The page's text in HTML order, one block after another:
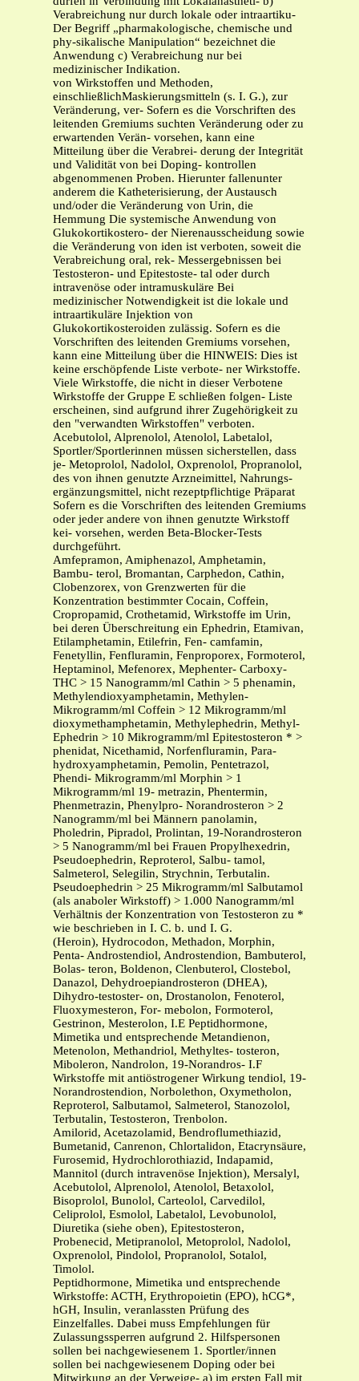
Verabreichung nur durch lokale oder intraartiku-
Der Begriff „pharmakologische, chemische und
phy-sikalische Manipulation“ bezeichnet die
Anwendung c) Verabreichung nur bei
medizinischer Indikation.
von Wirkstoffen und Methoden,
einschließlichMaskierungsmitteln (s. I. G.), zur
Veränderung, ver- Sofern es die Vorschriften des
leitenden Gremiums suchten Veränderung oder zu
erwartenden Verän- vorsehen, kann eine
Mitteilung über die Verabrei- derung der Integrität
und Validität von bei Doping- kontrollen
abgenommenen Proben. Hierunter fallenunter
anderem die Katheterisierung, der Austausch
und/oder die Veränderung von Urin, die
Hemmung Die systemische Anwendung von
Glukokortikostero- der Nierenausscheidung sowie
die Veränderung von iden ist verboten, soweit die
Verabreichung oral, rek- Messergebnissen bei
Testosteron- und Epitestoste- tal oder durch
intravenöse oder intramuskuläre Bei
medizinischer Notwendigkeit ist die lokale und
intraartikuläre Injektion von
Glukokortikosteroiden zulässig. Sofern es die
Vorschriften des leitenden Gremiums vorsehen,
kann eine Mitteilung über die HINWEIS: Dies ist
keine erschöpfende Liste verbote- ner Wirkstoffe.
Viele Wirkstoffe, die nicht in dieser Verbotene
Wirkstoffe der Gruppe E schließen folgen- Liste
erscheinen, sind aufgrund ihrer Zugehörigkeit zu
den "verwandten Wirkstoffen" verboten.
Acebutolol, Alprenolol, Atenolol, Labetalol,
Sportler/Sportlerinnen müssen sicherstellen, dass
je- Metoprolol, Nadolol, Oxprenolol, Propranolol,
des von ihnen genutzte Arzneimittel, Nahrungs-
ergänzungsmittel, nicht rezeptpflichtige Präparat
Sofern es die Vorschriften des leitenden Gremiums
oder jeder andere von ihnen genutzte Wirkstoff
kei- vorsehen, werden Beta-Blocker-Tests
durchgeführt.
Amfepramon, Amiphenazol, Amphetamin,
Bambu- terol, Bromantan, Carphedon, Cathin,
Clobenzorex, von Grenzwerten für die
Konzentration bestimmter Cocain, Coffein,
Cropropamid, Crothetamid, Wirkstoffe im Urin,
bei deren Überschreitung ein Ephedrin, Etamivan,
Etilamphetamin, Etilefrin, Fen- camfamin,
Fenetyllin, Fenfluramin, Fenproporex, Formoterol,
Heptaminol, Mefenorex, Mephenter- Carboxy-
THC > 15 Nanogramm/ml Cathin > 5 phenamin,
Methylendioxyamphetamin, Methylen-
Mikrogramm/ml Coffein > 12 Mikrogramm/ml
dioxymethamphetamin, Methylephedrin, Methyl-
Ephedrin > 10 Mikrogramm/ml Epitestosteron * >
phenidat, Nicethamid, Norfenfluramin, Para-
hydroxyamphetamin, Pemolin, Pentetrazol,
Phendi- Mikrogramm/ml Morphin > 1
Mikrogramm/ml 19- metrazin, Phentermin,
Phenmetrazin, Phenylpro- Norandrosteron > 2
Nanogramm/ml bei Männern panolamin,
Pholedrin, Pipradol, Prolintan, 19-Norandrosteron
> 5 Nanogramm/ml bei Frauen Propylhexedrin,
Pseudoephedrin, Reproterol, Salbu- tamol,
Salmeterol, Selegilin, Strychnin, Terbutalin.
Pseudoephedrin > 25 Mikrogramm/ml Salbutamol
(als anaboler Wirkstoff) > 1.000 Nanogramm/ml
Verhältnis der Konzentration von Testosteron zu *
wie beschrieben in I. C. b. und I. G.
(Heroin), Hydrocodon, Methadon, Morphin,
Penta- Androstendiol, Androstendion, Bambuterol,
Bolas- teron, Boldenon, Clenbuterol, Clostebol,
Danazol, Dehydroepiandrosteron (DHEA),
Dihydro-testoster- on, Drostanolon, Fenoterol,
Fluoxymesteron, For- mebolon, Formoterol,
Gestrinon, Mesterolon, I.E Peptidhormone,
Mimetika und entsprechende Metandienon,
Metenolon, Methandriol, Methyltes- tosteron,
Miboleron, Nandrolon, 19-Norandros- I.F
Wirkstoffe mit antiöstrogener Wirkung tendiol, 19-
Norandrostendion, Norbolethon, Oxymetholon,
Reproterol, Salbutamol, Salmeterol, Stanozolol,
Terbutalin, Testosteron, Trenbolon.
Amilorid, Acetazolamid, Bendroflumethiazid,
Bumetanid, Canrenon, Chlortalidon, Etacrynsäure,
Furosemid, Hydrochlorothiazid, Indapamid,
Mannitol (durch intravenöse Injektion), Mersalyl,
Acebutolol, Alprenolol, Atenolol, Betaxolol,
Bisoprolol, Bunolol, Carteolol, Carvedilol,
Celiprolol, Esmolol, Labetalol, Levobunolol,
Diuretika (siehe oben), Epitestosteron,
Probenecid, Metipranolol, Metoprolol, Nadolol,
Oxprenolol, Pindolol, Propranolol, Sotalol,
Timolol.
Peptidhormone, Mimetika und entsprechende
Wirkstoffe: ACTH, Erythropoietin (EPO), hCG*,
hGH, Insulin, veranlassten Prüfung des
Einzelfalles. Dabei muss Empfehlungen für
Zulassungssperren aufgrund 2. Hilfspersonen
sollen bei nachgewiesenem 1. Sportler/innen
sollen bei nachgewiesenem Doping oder bei
Mitwirkung an der Verweige- a) im ersten Fall mit